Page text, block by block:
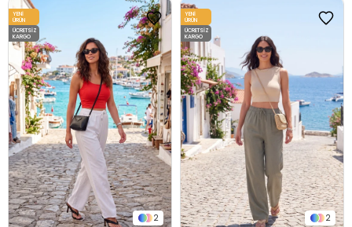
2
YENI
ÜRÜN
ÜCRETSIZ
KARGO
2
YENI
ÜRÜN
ÜCRETSIZ
KARGO